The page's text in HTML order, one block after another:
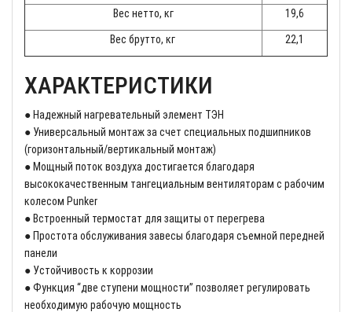
Вес нетто, кг 19,6
Вес брутто, кг 22,1
ХАРАКТЕРИСТИКИ
● Надежный нагревательный элемент ТЭН
● Универсальный монтаж за счет специальных подшипников
(горизонтальный/вертикальный монтаж)
● Мощный поток воздуха достигается благодаря
высококачественным тангециальным вентиляторам с рабочим
колесом Punker
● Встроенный термостат для защиты от перегрева
● Простота обслуживания завесы благодаря съемной передней
панели
● Устойчивость к коррозии
● Функция “две ступени мощности” позволяет регулировать
необходимую рабочую мощность